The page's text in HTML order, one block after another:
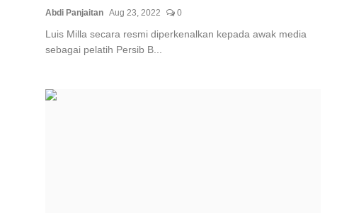
Abdi Panjaitan Aug 23, 2022 0
Luis Milla secara resmi diperkenalkan kepada awak media
sebagai pelatih Persib B...